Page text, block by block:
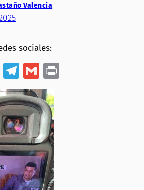
Valencia
sociales:
Telegram
GmailPrint